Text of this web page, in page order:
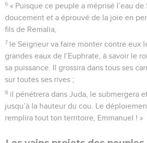
6 « Puisque ce peuple a méprisé l’eau
doucement et a éprouvé de la joie en
fils de Remalia,
7 le Seigneur va faire monter contre eux
grandes eaux de l’Euphrate, à savoir le
sa puissance. Il grossira dans tous ses
sur toutes ses rives ;
8 il pénétrera dans Juda, le submergera
jusqu’à la hauteur du cou. Le
remplira tout ton territoire, Emmanuel ! »